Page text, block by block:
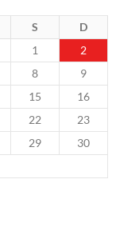
S
D
1
2
8
9
15
16
22
23
29
30